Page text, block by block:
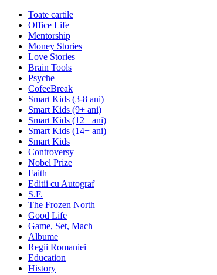
Toate cartile
Office Life
Mentorship
Money Stories
Love Stories
Brain Tools
Psyche
CofeeBreak
Smart Kids (3-8 ani)
Smart Kids (9+ ani)
Smart Kids (12+ ani)
Smart Kids (14+ ani)
Smart Kids
Controversy
Nobel Prize
Faith
Editii cu Autograf
S.F.
The Frozen North
Good Life
Game, Set, Mach
Albume
Regii Romaniei
Education
History